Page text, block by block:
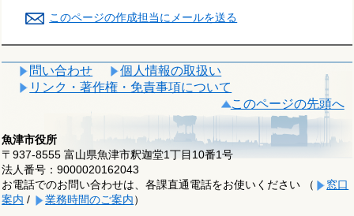
このページの作成担当にメールを送る
問い合わせ
個人情報の取扱い
リンク・著作権・免責事項について
このページの先頭へ
魚津市役所
〒937-8555 富山県魚津市釈迦堂1丁目10番1号
法人番号：9000020162043
お電話でのお問い合わせは、各課直通電話をお使いください （
窓口
案内 / 業務時間のご案内）